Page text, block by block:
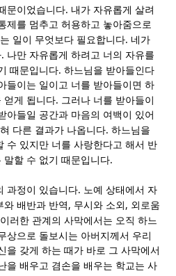
문이었습니다. 내가 자유롭게 살려
제를 멈추고 허용하고 놓아줌으로
일이 무엇보다 필요합니다. 네가
. 나만 자유롭게 하려고 너의 자유를
때문입니다.하느님을 받아들인다
들이는 일이고 너를 받아들이면 하
얻게 됩니다. 그러나 너를 받아들이
아들일 공간과 마음의 여백이 있어
다른 결과가 나옵니다.하느님을
수 있지만 너를 사랑한다고 해서 반
말할 수 없기 때문입니다.
과정이 있습니다. 노예 상태에서 자
와 배반과 반역 , 무시와 소외 , 외로움
이러한 관계의 사막에서는 오직 하느
상으로 돌보시는 아버지께서 우리
을 갖게 하는 때가 바로 그 사막에서
을 배우고 겸손을 배우는 학교는 사